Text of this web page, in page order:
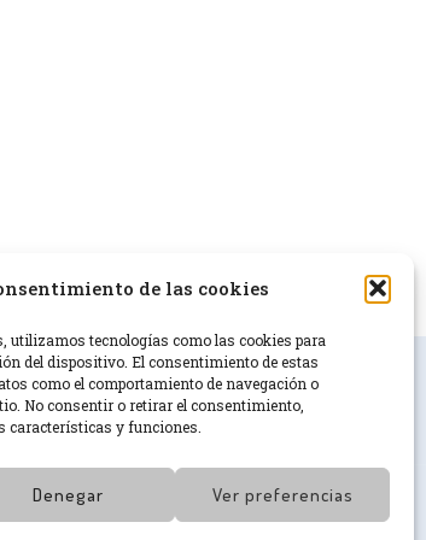
de las cookies
utilizamos tecnologías como las cookies para
del dispositivo. El consentimiento de estas
como el comportamiento de navegación o
No consentir o retirar el consentimiento,
características y funciones.
Denegar Ver preferencias